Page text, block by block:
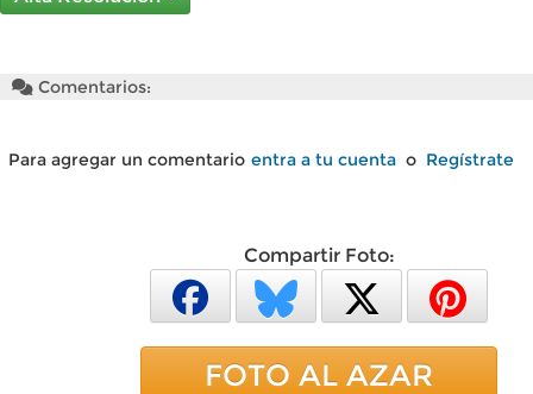
Comentarios:
Para agregar un comentario entra a tu cuenta o Regístrate
Compartir Foto:
FOTO AL AZAR